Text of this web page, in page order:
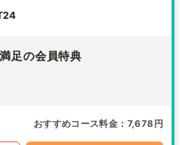
足の会員特典
おすすめコース料金 7,678円